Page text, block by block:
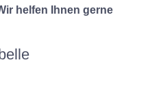
helfen Ihnen gerne